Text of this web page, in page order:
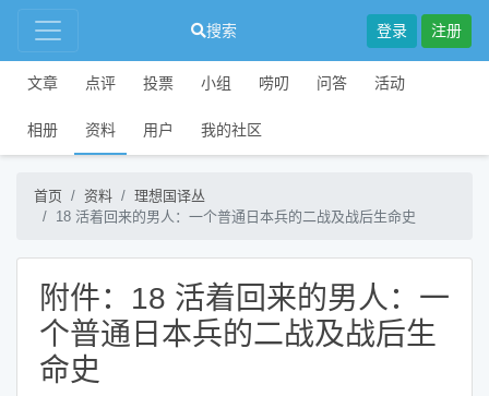
搜索 登录 注册
文章 点评 投票 小组 唠叨 问答 活动
相册 资料 用户 我的社区
首页 资料
理想国译丛
18 活着回来的男人：一个普通日本兵的二战及战后生命史
附件：18 活着回来的男人：一
个普通日本兵的二战及战后生
命史